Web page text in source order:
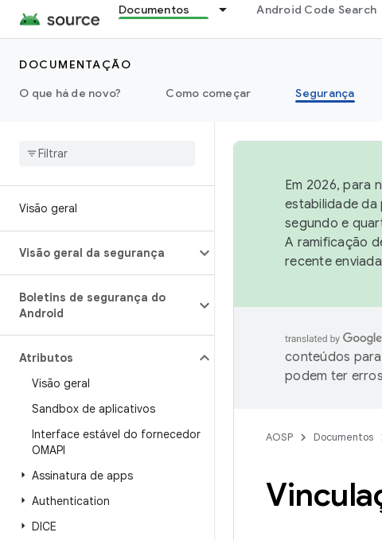
Documentos Android Code Search
DOCUMENTAÇÃO
O que há de novo?
Como começar Segurança
Visão geral
Visão geral da segurança
Boletins de segurança do
Android
Atributos
Visão geral
Sandbox de aplicativos
Interface estável do fornecedor
OMAPI
Assinatura de apps
Authentication
DICE
Em 2026, para
estabilidade da
segundo e
A ramificação
recente
conteúdos
podem ter
AOSP Documentos